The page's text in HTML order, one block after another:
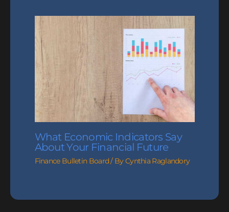
What Economic Indicators Say
About Your Financial Future
Finance Bulletin Board/ ByCynthia Raglandory